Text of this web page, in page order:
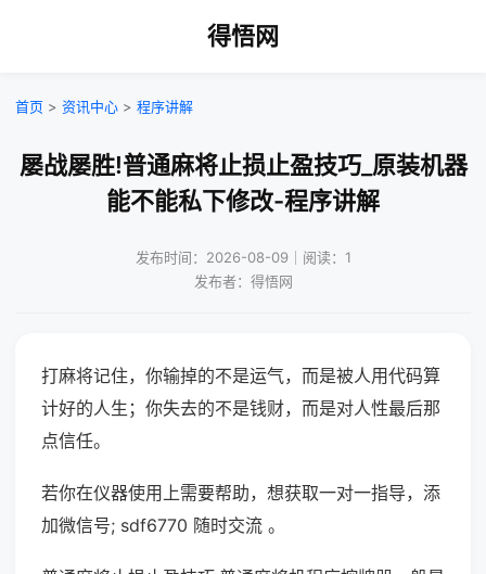
得悟网
首页 > 资讯中心 > 程序讲解
屡战屡胜!普通麻将止损止盈技巧_原装机器
能不能私下修改-程序讲解
发布时间：2026-08-09｜阅读：1
发布者：得悟网
打麻将记住，你输掉的不是运气，而是被人用代码算
计好的人生；你失去的不是钱财，而是对人性最后那
点信任。
若你在仪器使用上需要帮助，想获取一对一指导，添
加微信号; sdf6770 随时交流 。